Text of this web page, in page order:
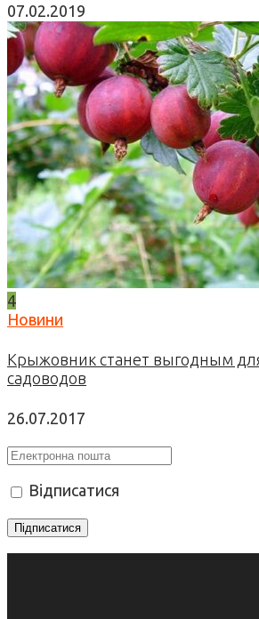
07.02.2019
4
Новини
Крыжовник станет выгодным
садоводов
26.07.2017
Відписатися